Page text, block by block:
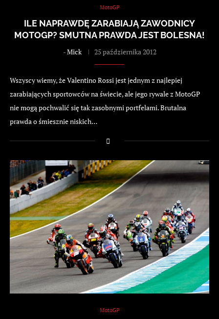
MotoGP
ILE NAPRAWDĘ ZARABIAJĄ ZAWODNICY
MOTOGP? SMUTNA PRAWDA JEST BOLESNA!
-Mick 25 października 2012
Wszyscy wiemy, że Valentino Rossi jest jednym z najlepiej
zarabiających sportowców na świecie, ale jego rywale z MotoGP
nie mogą pochwalić się tak zasobnymi portfelami. Brutalna
prawda o śmiesznie niskich…
MotoGP